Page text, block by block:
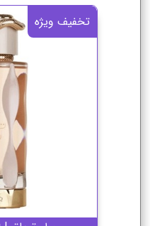
تخفیف ویژه